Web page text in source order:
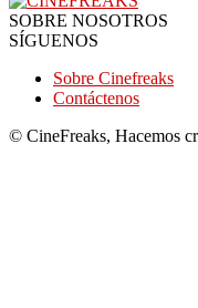
SOBRE NOSOTROS
SÍGUENOS
Sobre Cinefreaks
Contáctenos
© CineFreaks, Hacemos